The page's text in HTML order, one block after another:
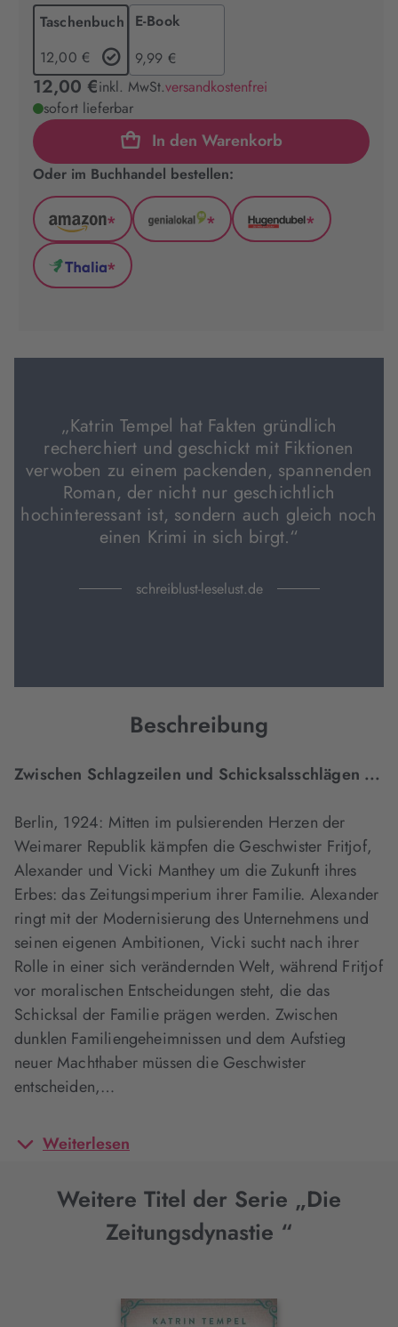
Taschenbuch
12,00 €
E-Book
9,99 €
12,00 €inkl. MwSt.versandkostenfrei
sofort lieferbar
In den Warenkorb
Oder im Buchhandel bestellen:
Amazon
(wird
in
neuem
*
GenialLokal
*
Hugendubel
*
Thalia
Tab
*
„Katrin Tempel hat Fakten gründlich
recherchiert und geschickt mit Fiktionen
verwoben zu einem packenden, spannenden
Roman, der nicht nur geschichtlich
hochinteressant ist, sondern auch gleich noch
einen Krimi in sich birgt.“
schreiblust-leselust.de
Beschreibung
Zwischen Schlagzeilen und Schicksalsschlägen ...
Berlin, 1924: Mitten im pulsierenden Herzen der
Weimarer Republik kämpfen die Geschwister Fritjof,
Alexander und Vicki Manthey um die Zukunft ihres
Erbes: das Zeitungsimperium ihrer Familie. Alexander
ringt mit der Modernisierung des Unternehmens und
seinen eigenen Ambitionen, Vicki sucht nach ihrer
Rolle in einer sich verändernden Welt, während Fritjof
vor moralischen Entscheidungen steht, die das
Schicksal der Familie prägen werden. Zwischen
dunklen Familiengeheimnissen und dem Aufstieg
neuer Machthaber müssen die Geschwister
entscheiden,…
Weiterlesen
Weitere Titel der Serie „Die
Zeitungsdynastie “